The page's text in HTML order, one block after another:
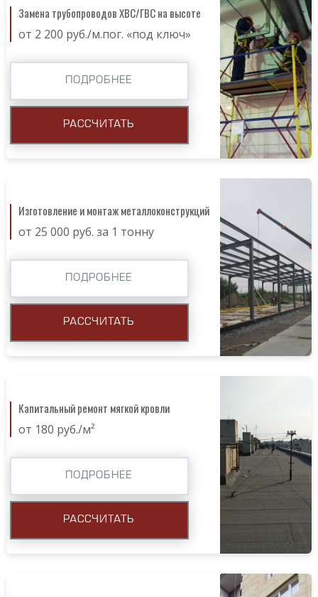
Замена трубопроводов ХВС/ГВС на высоте
от 2 200 руб./м.пог. «под ключ»
ПОДРОБНЕЕ
РАССЧИТАТЬ
Изготовление и монтаж металлоконструкций
от 25 000 руб. за 1 тонну
ПОДРОБНЕЕ
РАССЧИТАТЬ
Капитальный ремонт мягкой кровли
от 180 руб./м²
ПОДРОБНЕЕ
РАССЧИТАТЬ